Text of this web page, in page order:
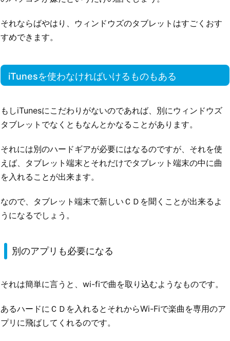
それならばやはり、ウィンドウズのタブレットはすごくおす
すめできます。
iTunesを使わなければいけるものもある
もしiTunesにこだわりがないのであれば、別にウィンドウズ
タブレットでなくともなんとかなることがあります。
それには別のハードギアが必要にはなるのですが、それを使
えば、タブレット端末とそれだけでタブレット端末の中に曲
を入れることが出来ます。
なので、タブレット端末で新しいＣＤを聞くことが出来るよ
うになるでしょう。
別のアプリも必要になる
それは簡単に言うと、wi-fiで曲を取り込むようなものです。
あるハードにＣＤを入れるとそれからWi-Fiで楽曲を専用のア
プリに飛ばしてくれるのです。